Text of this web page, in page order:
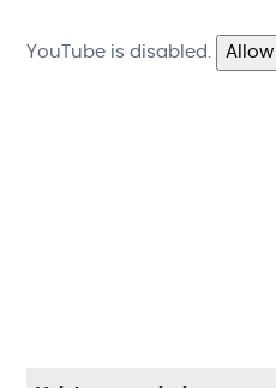
YouTube is disabled. Allow